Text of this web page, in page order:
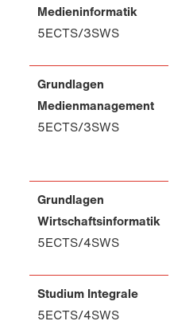
Medieninformatik
5ECTS/3SWS
Grundlagen
Medienmanagement
5ECTS/3SWS
Grundlagen
Wirtschaftsinformatik
5ECTS/4SWS
Studium Integrale
5ECTS/4SWS